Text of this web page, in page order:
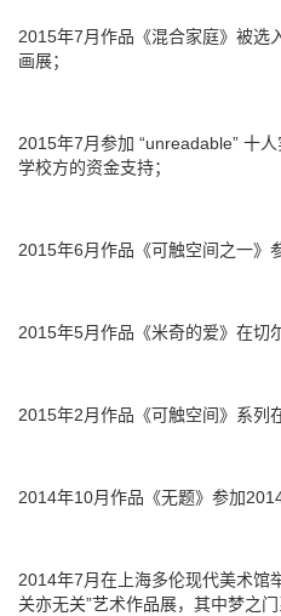
2015年7月作品《混合家庭》被选
画展；
2015年7月参加 “unreadable” 十
学校方的资金支持；
2015年6月作品《可触空间之一》
2015年5月作品《米奇的爱》在切
2015年2月作品《可触空间》系列
2014年10月作品《无题》参加
2014年7月在上海多伦现代美术
关亦无关”艺术作品展，其中梦之